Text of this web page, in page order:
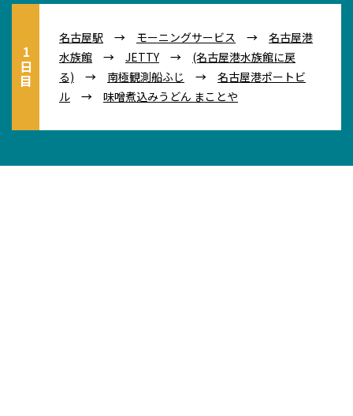
名古屋駅 → モーニングサービス → 名古屋港
水族館 → JETTY → (名古屋港水族館に戻
る) → 南極観測船ふじ → 名古屋港ポートビ
ル → 味噌煮込みうどん まことや